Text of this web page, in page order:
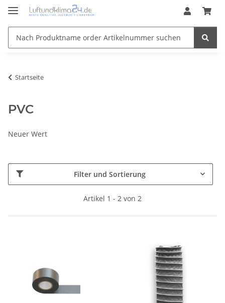
Startseite
PVC
Neuer Wert
Filter und Sortierung
Artikel 1 - 2 von 2